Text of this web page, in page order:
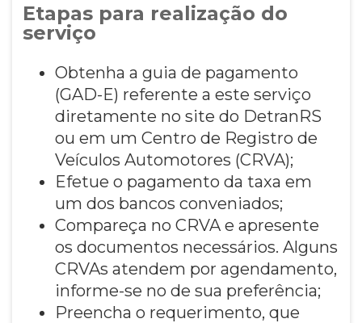
Etapas para realização do
serviço
Obtenha a guia de pagamento
(GAD-E) referente a este serviço
diretamente no site do DetranRS
ou em um Centro de Registro de
Veículos Automotores (CRVA);
Efetue o pagamento da taxa em
um dos bancos conveniados;
Compareça no CRVA e apresente
os documentos necessários. Alguns
CRVAs atendem por agendamento,
informe-se no de sua preferência;
Preencha o requerimento, que